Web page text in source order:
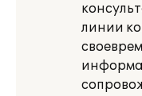
линии